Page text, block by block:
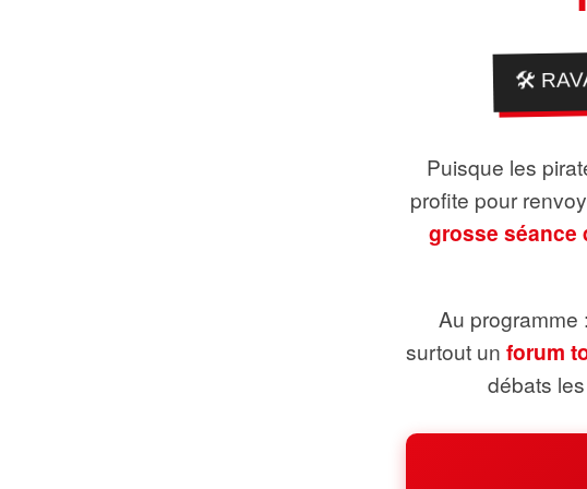
🛠️
Puisque les
profite pour
grosse séance
Au programme
surtout un forum
débats